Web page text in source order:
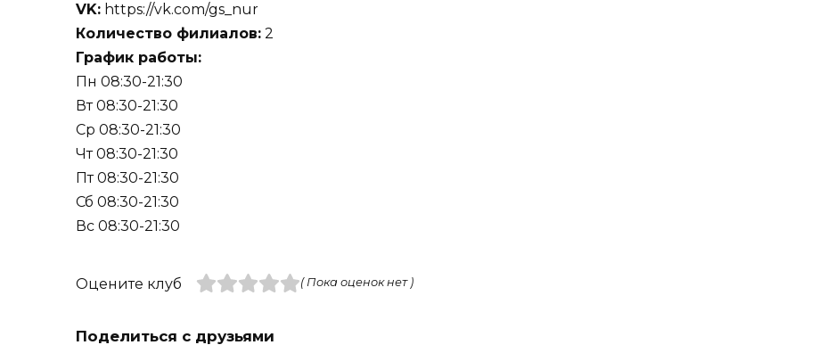
VK: https://vk.com/gs_nur
Количество филиалов: 2
График работы:
Пн 08:30-21:30
Вт 08:30-21:30
Ср 08:30-21:30
Чт 08:30-21:30
Пт 08:30-21:30
Сб 08:30-21:30
Вс 08:30-21:30
Оцените клуб ( Пока оценок нет )
Поделиться с друзьями